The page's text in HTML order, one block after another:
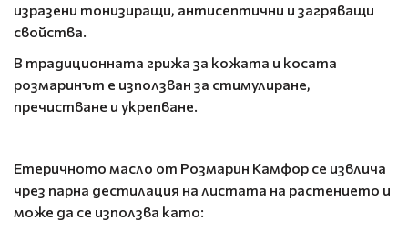
изразени тонизиращи, антисептични и загряващи
свойства.
В традиционната грижа за кожата и косата
розмаринът е използван за стимулиране,
пречистване и укрепване.
Етеричното масло от Розмарин Камфор се извлича
чрез парна дестилация на листата на растението и
може да се използва като: